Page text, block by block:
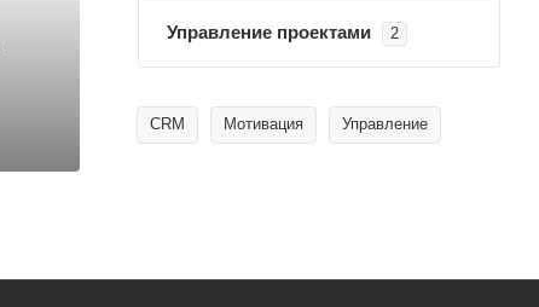
Управление проектами 2
CRM Мотивация Управление